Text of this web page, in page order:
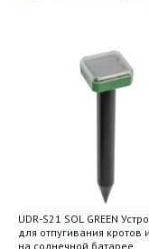
UDR-S21 SOL GREEN
для отпугивания кротов
на солнечной батарее.